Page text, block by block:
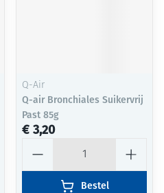
Q-Air
Q-air Bronchiales Suikervrij
Past 85g
€ 3,20
Bestel